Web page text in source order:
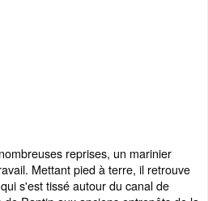
reprises, un marinier
Mettant pied à terre, il retrouve
s'est tissé autour du canal de